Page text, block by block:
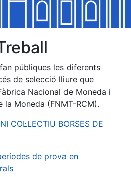
públiques les diferents
de selecció lliure que
Nacional de Moneda i
la Moneda (FNMT-RCM).
COL·LECTIU BORSES DE
de prova en